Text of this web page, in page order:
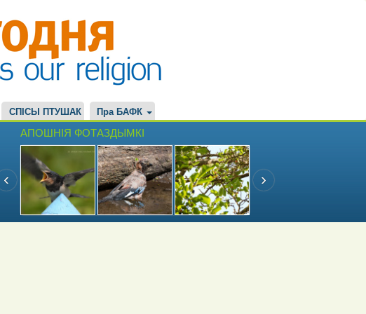
СПІСЫ ПТУШАК Пра БАФК
АПОШНІЯ ФОТАЗДЫМКІ